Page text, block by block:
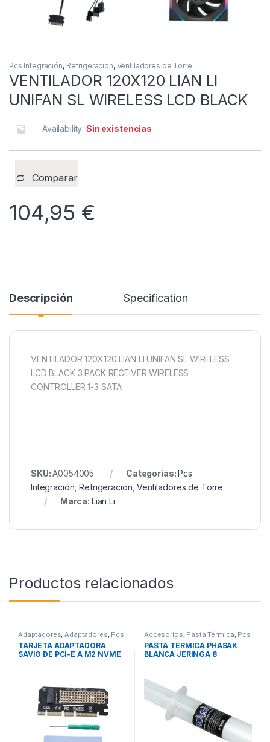
Pcs Integración, Refrigeración, Ventiladores de Torre
VENTILADOR 120X120 LIAN LI
UNIFAN SL WIRELESS LCD BLACK
Availability:Sin existencias
Comparar
104,95 €
Descripción Specification
VENTILADOR 120X120 LIAN LI UNIFAN SL WIRELESS
LCD BLACK 3 PACK RECEIVER WIRELESS
CONTROLLER 1-3 SATA
SKU:A0054005 Categorías:Pcs
Integración ,Refrigeración ,Ventiladores de Torre
Marca: Lian Li
Productos relacionados
Adaptadores,Adaptadores, Pcs
Integración
TARJETA ADAPTADORA
SAVIO DE PCI-E A M2 NVME
Accesorios, Pasta Térmica, Pcs
Integración
PASTA TÉRMICA PHASAK
BLANCA JERINGA 8